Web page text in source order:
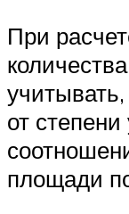
При
от
площади